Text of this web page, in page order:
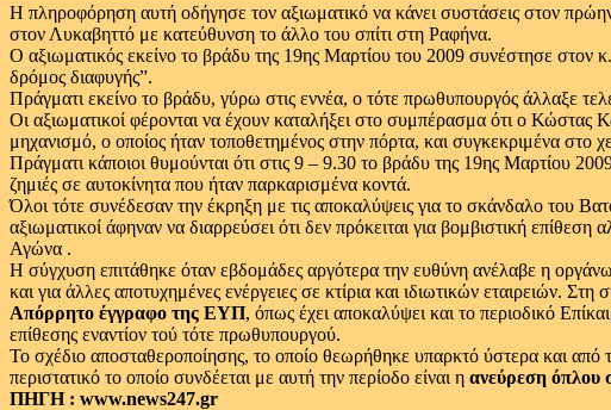
Η πληροφόρηση αυτή οδήγησε τον αξιωματικό να κάνει συστάσεις στον
στον Λυκαβηττό με κατεύθυνση το άλλο του σπίτι στη Ραφήνα.
Ο αξιωματικός εκείνο το βράδυ της 19ης Μαρτίου του 2009 συνέστησε στον
δρόμος διαφυγής”.
Πράγματι εκείνο το βράδυ, γύρω στις εννέα, ο τότε πρωθυπουργός άλλαξε
Οι αξιωματικοί φέρονται να έχουν καταλήξει στο συμπέρασμα ότι ο
μηχανισμό, ο οποίος ήταν τοποθετημένος στην πόρτα, και συγκεκριμένα στο
Πράγματι κάποιοι θυμούνται ότι στις 9 – 9.30 το βράδυ της 19ης Μαρτίου
ζημιές σε αυτοκίνητα που ήταν παρκαρισμένα κοντά.
Όλοι τότε συνέδεσαν την έκρηξη με τις αποκαλύψεις για το σκάνδαλο του
αξιωματικοί άφηναν να διαρρεύσει ότι δεν πρόκειται για βομβιστική
Αγώνα .
Η σύγχυση επιτάθηκε όταν εβδομάδες αργότερα την ευθύνη ανέλαβε η
και για άλλες αποτυχημένες ενέργειες σε κτίρια και ιδιωτικών εταιρειών. Στη
Απόρρητο έγγραφο της ΕΥΠ, όπως έχει αποκαλύψει και το περιοδικό
επίθεσης εναντίον τού τότε πρωθυπουργού.
Το σχέδιο αποσταθεροποίησης, το οποίο θεωρήθηκε υπαρκτό ύστερα και
περιστατικό το οποίο συνδέεται με αυτή την περίοδο είναι η ανεύρεση όπλου
ΠΗΓΗ : www.news247.gr